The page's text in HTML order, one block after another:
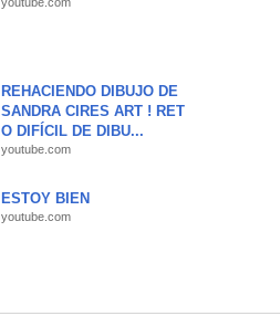
REHACIENDO DIBUJO DE
SANDRA CIRES ART ! RET
O DIFÍCIL DE DIBU...
youtube.com
ESTOY BIEN
youtube.com